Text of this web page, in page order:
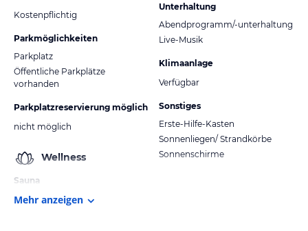
Kostenpflichtig
Parkmöglichkeiten
Parkplatz
Öffentliche Parkplätze
vorhanden
Parkplatzreservierung möglich
nicht möglich
Wellness
Sauna
Unterhaltung
Abendprogramm/-unterhaltung
Live-Musik
Klimaanlage
Verfügbar
Sonstiges
Erste-Hilfe-Kasten
Sonnenliegen/ Strandkörbe
Sonnenschirme
Mehr anzeigen